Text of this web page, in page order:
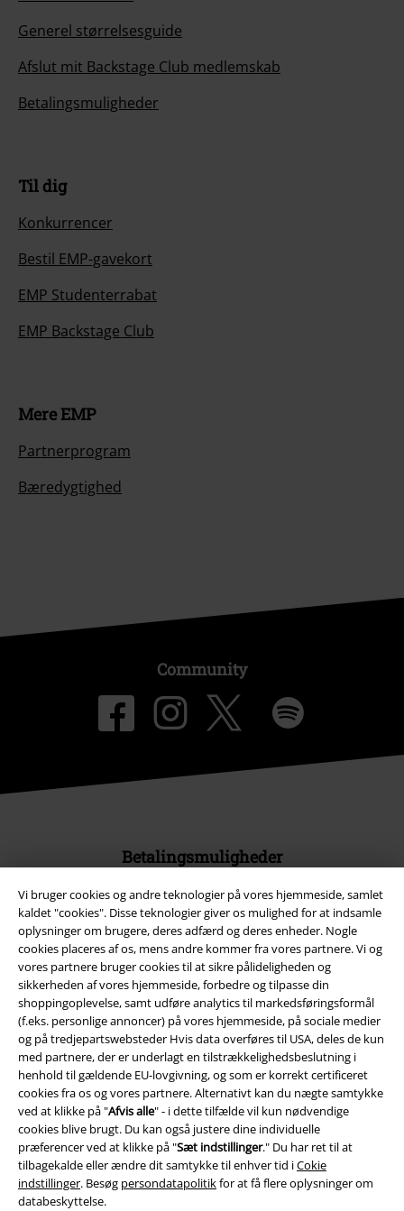
Vi bruger cookies og andre teknologier på vores hjemmeside, samlet
kaldet "cookies". Disse teknologier giver os mulighed for at indsamle
oplysninger om brugere, deres adfærd og deres enheder. Nogle
cookies placeres af os, mens andre kommer fra vores partnere. Vi og
vores partnere bruger cookies til at sikre pålideligheden og
sikkerheden af ​​vores hjemmeside, forbedre og tilpasse din
shoppingoplevelse, samt udføre analytics til markedsføringsformål
(f.eks. personlige annoncer) på vores hjemmeside, på sociale medier
og på tredjepartswebsteder Hvis data overføres til USA, deles de kun
med partnere, der er underlagt en tilstrækkelighedsbeslutning i
henhold til gældende EU-lovgivning, og som er korrekt certificeret
cookies fra os og vores partnere. Alternativt kan du nægte samtykke
ved at klikke på "Afvis alle" - i dette tilfælde vil kun nødvendige
cookies blive brugt. Du kan også justere dine individuelle
præferencer ved at klikke på "Sæt indstillinger." Du har ret til at
tilbagekalde eller ændre dit samtykke til enhver tid iCokie
indstillinger. Besøg persondatapolitikfor at få flere oplysninger om
databeskyttelse.
Generel størrelsesguide
Afslut mit Backstage Club medlemskab
Betalingsmuligheder
Til dig
Konkurrencer
Bestil EMP-gavekort
EMP Studenterrabat
EMP Backstage Club
Mere EMP
Partnerprogram
Bæredygtighed
Community
Betalingsmuligheder
Fragt
Postpakke Collect Postpakke Home
EMP app
Download den nye EMP app gratis og få glæde af alle forbedringerne
og fordelene!